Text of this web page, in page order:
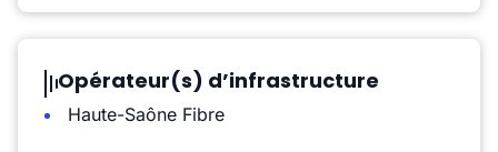
Opérateur(s) d’infrastructure
Haute-Saône Fibre